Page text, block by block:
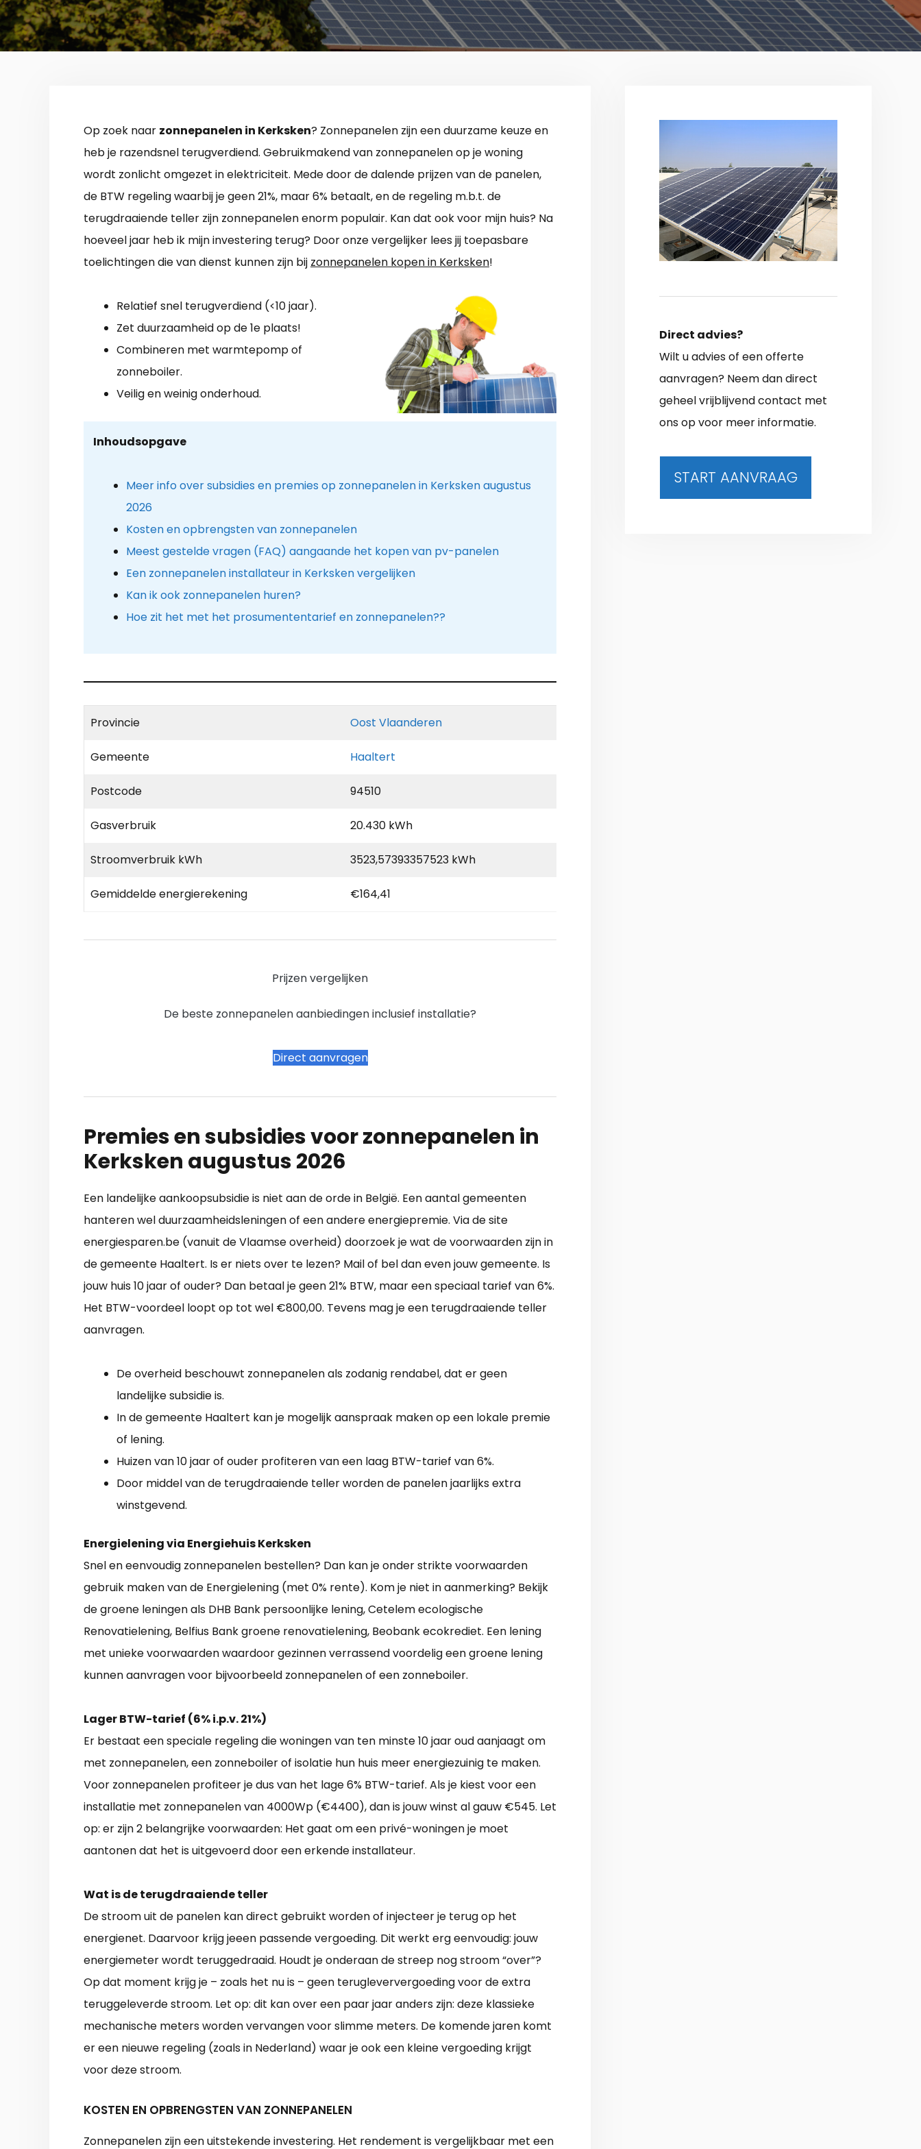
Op zoek naar zonnepanelen in Kerksken? Zonnepanelen zijn een duurzame keuze en
heb je razendsnel terugverdiend. Gebruikmakend van zonnepanelen op je woning
wordt zonlicht omgezet in elektriciteit. Mede door de dalende prijzen van de panelen,
de BTW regeling waarbij je geen 21%, maar 6% betaalt, en de regeling m.b.t. de
terugdraaiende teller zijn zonnepanelen enorm populair. Kan dat ook voor mijn huis? Na
hoeveel jaar heb ik mijn investering terug? Door onze vergelijker lees jij toepasbare
toelichtingen die van dienst kunnen zijn bij zonnepanelen kopen in Kerksken!
Relatief snel terugverdiend (<10 jaar).
Zet duurzaamheid op de 1e plaats!
Combineren met warmtepomp of
zonneboiler.
Veilig en weinig onderhoud.
Inhoudsopgave
Meer info over subsidies en premies op zonnepanelen in Kerksken augustus
2026
Kosten en opbrengsten van zonnepanelen
Meest gestelde vragen (FAQ) aangaande het kopen van pv-panelen
Een zonnepanelen installateur in Kerksken vergelijken
Kan ik ook zonnepanelen huren?
Hoe zit het met het prosumententarief en zonnepanelen??
Provincie Oost Vlaanderen
Gemeente Haaltert
Postcode 94510
Gasverbruik 20.430 kWh
Stroomverbruik kWh 3523,57393357523 kWh
Gemiddelde energierekening €164,41
Prijzen vergelijken
De beste zonnepanelen aanbiedingen inclusief installatie?
Direct aanvragen
Premies en subsidies voor zonnepanelen in
Kerksken augustus 2026
Een landelijke aankoopsubsidie is niet aan de orde in België. Een aantal gemeenten
hanteren wel duurzaamheidsleningen of een andere energiepremie. Via de site
energiesparen.be (vanuit de Vlaamse overheid) doorzoek je wat de voorwaarden zijn in
de gemeente Haaltert. Is er niets over te lezen? Mail of bel dan even jouw gemeente. Is
jouw huis 10 jaar of ouder? Dan betaal je geen 21% BTW, maar een speciaal tarief van 6%.
Het BTW-voordeel loopt op tot wel €800,00. Tevens mag je een terugdraaiende teller
aanvragen.
De overheid beschouwt zonnepanelen als zodanig rendabel, dat er geen
landelijke subsidie is.
In de gemeente Haaltert kan je mogelijk aanspraak maken op een lokale premie
of lening.
Huizen van 10 jaar of ouder profiteren van een laag BTW-tarief van 6%.
Door middel van de terugdraaiende teller worden de panelen jaarlijks extra
winstgevend.
Energielening via Energiehuis Kerksken
Snel en eenvoudig zonnepanelen bestellen? Dan kan je onder strikte voorwaarden
gebruik maken van de Energielening (met 0% rente). Kom je niet in aanmerking? Bekijk
de groene leningen als DHB Bank persoonlijke lening, Cetelem ecologische
Renovatielening, Belfius Bank groene renovatielening, Beobank ecokrediet. Een lening
met unieke voorwaarden waardoor gezinnen verrassend voordelig een groene lening
kunnen aanvragen voor bijvoorbeeld zonnepanelen of een zonneboiler.
Lager BTW-tarief (6% i.p.v. 21%)
Er bestaat een speciale regeling die woningen van ten minste 10 jaar oud aanjaagt om
met zonnepanelen, een zonneboiler of isolatie hun huis meer energiezuinig te maken.
Voor zonnepanelen profiteer je dus van het lage 6% BTW-tarief. Als je kiest voor een
installatie met zonnepanelen van 4000Wp (€4400), dan is jouw winst al gauw €545. Let
op: er zijn 2 belangrijke voorwaarden: Het gaat om een privé-woningen je moet
aantonen dat het is uitgevoerd door een erkende installateur.
Wat is de terugdraaiende teller
De stroom uit de panelen kan direct gebruikt worden of injecteer je terug op het
energienet. Daarvoor krijg jeeen passende vergoeding. Dit werkt erg eenvoudig: jouw
energiemeter wordt teruggedraaid. Houdt je onderaan de streep nog stroom “over”?
Op dat moment krijg je – zoals het nu is – geen terugleververgoeding voor de extra
teruggeleverde stroom. Let op: dit kan over een paar jaar anders zijn: deze klassieke
mechanische meters worden vervangen voor slimme meters. De komende jaren komt
er een nieuwe regeling (zoals in Nederland) waar je ook een kleine vergoeding krijgt
voor deze stroom.
KOSTEN EN OPBRENGSTEN VAN ZONNEPANELEN
Zonnepanelen zijn een uitstekende investering. Het rendement is vergelijkbaar met een
Direct advies?
Wilt u advies of een offerte
aanvragen? Neem dan direct
geheel vrijblijvend contact met
ons op voor meer informatie.
START AANVRAAG